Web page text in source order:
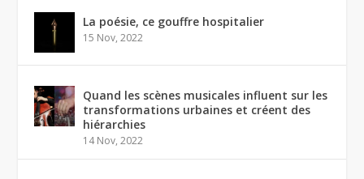
La poésie, ce gouffre hospitalier
15 Nov, 2022
Quand les scènes musicales influent sur les
transformations urbaines et créent des
hiérarchies
14 Nov, 2022